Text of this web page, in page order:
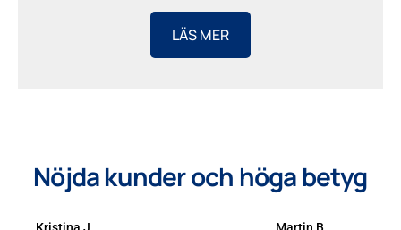
LÄS MER
Nöjda kunder och höga betyg